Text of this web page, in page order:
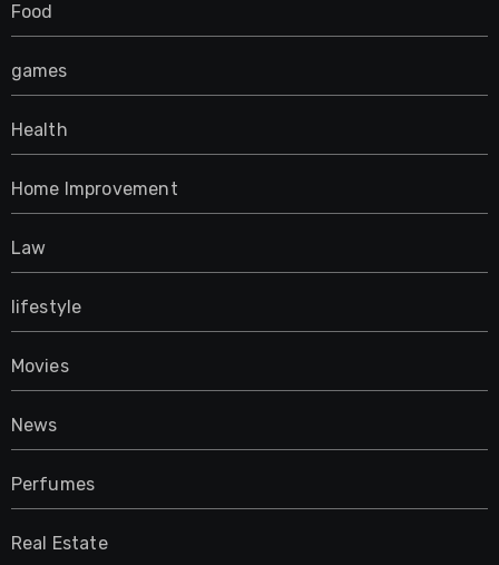
Food
games
Health
Home Improvement
Law
lifestyle
Movies
News
Perfumes
Real Estate